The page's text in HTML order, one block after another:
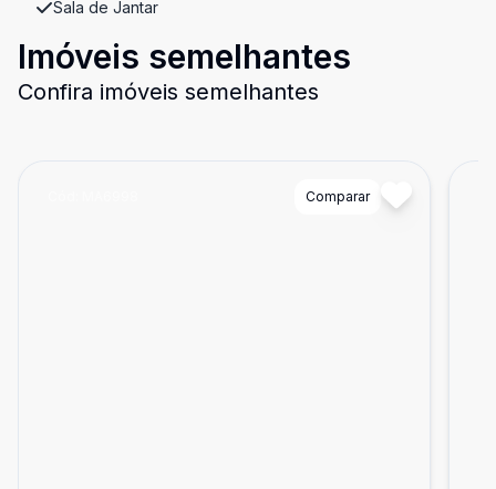
Sala de Jantar
Imóveis semelhantes
Confira imóveis semelhantes
Comparar